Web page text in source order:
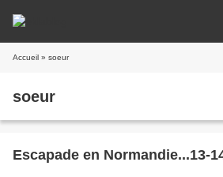
Accueil » soeur
soeur
Escapade en Normandie...13-